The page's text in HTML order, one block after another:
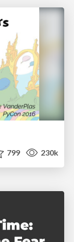
799 230k